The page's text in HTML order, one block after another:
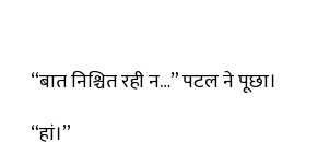
“बात निश्चित रही न…” पटल ने पूछा।
“हां।”